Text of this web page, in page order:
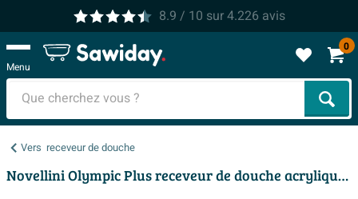
8.9 / 10 sur4.226 avis
Menu
0
Vers receveur de douche
Novellini Olympic Plus receveur de douche acrylique rectangulaire 140x90x12.5cm incl. pieds et siphon blanc mat